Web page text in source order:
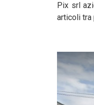
Pix srl
articoli tra